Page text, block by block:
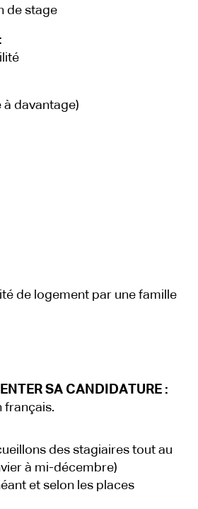
de stage
davantage)
de logement par une famille
SA CANDIDATURE :
français.
des stagiaires tout au
à mi-décembre)
et selon les places